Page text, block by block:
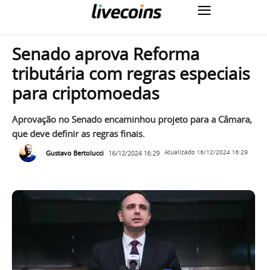
Senado aprova Reforma
tributária com regras especiais
para criptomoedas
Aprovação no Senado encaminhou projeto para a Câmara,
que deve definir as regras finais.
Gustavo Bertolucci 16/12/2024 16:29 Atualizado 16/12/2024 16:29